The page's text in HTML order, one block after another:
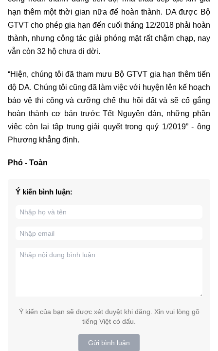
hạn thêm một thời gian nữa để hoàn thành. DA được Bộ
GTVT cho phép gia hạn đến cuối tháng 12/2018 phải hoàn
thành, nhưng công tác giải phóng mặt rất chậm chạp, nay
vẫn còn 32 hộ chưa di dời.
“Hiện, chúng tôi đã tham mưu Bộ GTVT gia hạn thêm tiến
độ DA. Chúng tôi cũng đã làm việc với huyện lên kế hoạch
bảo vệ thi công và cưỡng chế thu hồi đất và sẽ cố gắng
hoàn thành cơ bản trước Tết Nguyên đán, những phần
việc còn lại tập trung giải quyết trong quý 1/2019” - ông
Phương khẳng định.
Phó - Toàn
Ý kiến bình luận:
Ý kiến của bạn sẽ được xét duyệt khi đăng. Xin vui lòng gõ
tiếng Việt có dấu.
Gửi bình luận